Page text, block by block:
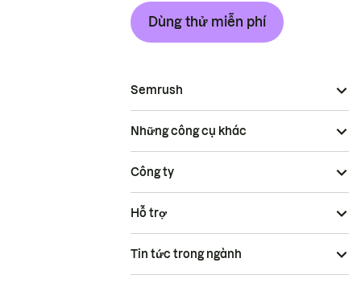
Dùng thử miễn phí
Semrush
Những công cụ khác
Công ty
Hỗ trợ
Tin tức trong ngành